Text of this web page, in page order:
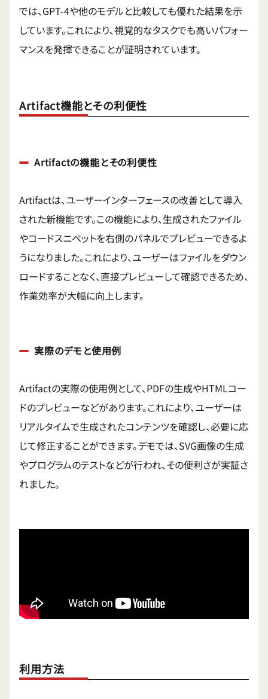
では、GPT-4や他のモデルと比較しても優れた結果を示
しています。これにより、視覚的なタスクでも高いパフォー
マンスを発揮できることが証明されています。
Artifact機能とその利便性
Artifactの機能とその利便性
Artifactは、ユーザーインターフェースの改善として導入
された新機能です。この機能により、生成されたファイル
やコードスニペットを右側のパネルでプレビューできるよ
うになりました。これにより、ユーザーはファイルをダウン
ロードすることなく、直接プレビューして確認できるため、
作業効率が大幅に向上します。
実際のデモと使用例
Artifactの実際の使用例として、PDFの生成やHTMLコー
ドのプレビューなどがあります。これにより、ユーザーは
リアルタイムで生成されたコンテンツを確認し、必要に応
じて修正することができます。デモでは、SVG画像の生成
やプログラムのテストなどが行われ、その便利さが実証さ
れました。
利用方法